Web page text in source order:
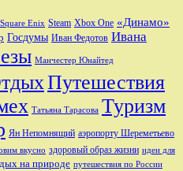
Square Enix Steam Xbox One «Динамо»
Госдумы Иван Федотов Ивана
Манчестер Юнайтед
Путешествия
Татьяна Тарасова Туризм
Ян Непомнящий аэропорту Шереметьево
вкусно здоровый образ жизни идеи для
на природе путешествия по России